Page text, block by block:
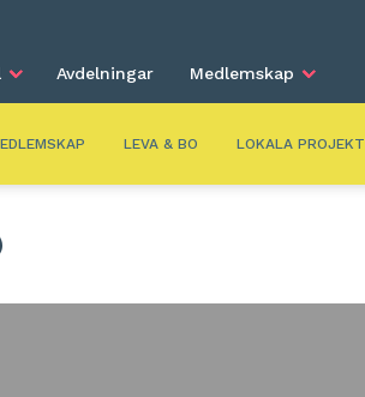
Avdelningar Medlemskap
LEVA & BO LOKALA PROJEKT